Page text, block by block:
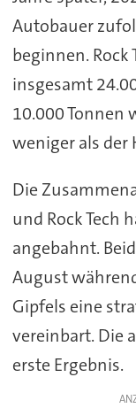
Autobauer
beginnen. Rock
insgesamt
10.000 Tonnen
weniger als der
Die
und Rock Tech
angebahnt.
August
Gipfels eine
vereinbart. Die
erste Ergebnis.